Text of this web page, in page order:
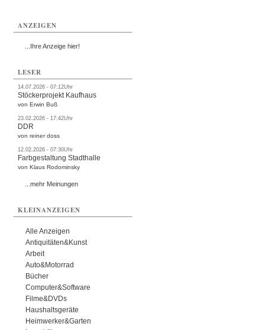
ANZEIGEN
...Ihre Anzeige hier!
LESER
14.07.2026 - 07:12Uhr
Stöckerprojekt Kaufhaus
von Erwin Buß
23.02.2026 - 17:42Uhr
DDR
von reiner doss
12.02.2026 - 07:30Uhr
Farbgestaltung Stadthalle
von Klaus Rodominsky
...mehr Meinungen
KLEINANZEIGEN
Alle Anzeigen
Antiquitäten&Kunst
Arbeit
Auto&Motorrad
Bücher
Computer&Software
Filme&DVDs
Haushaltsgeräte
Heimwerker&Garten